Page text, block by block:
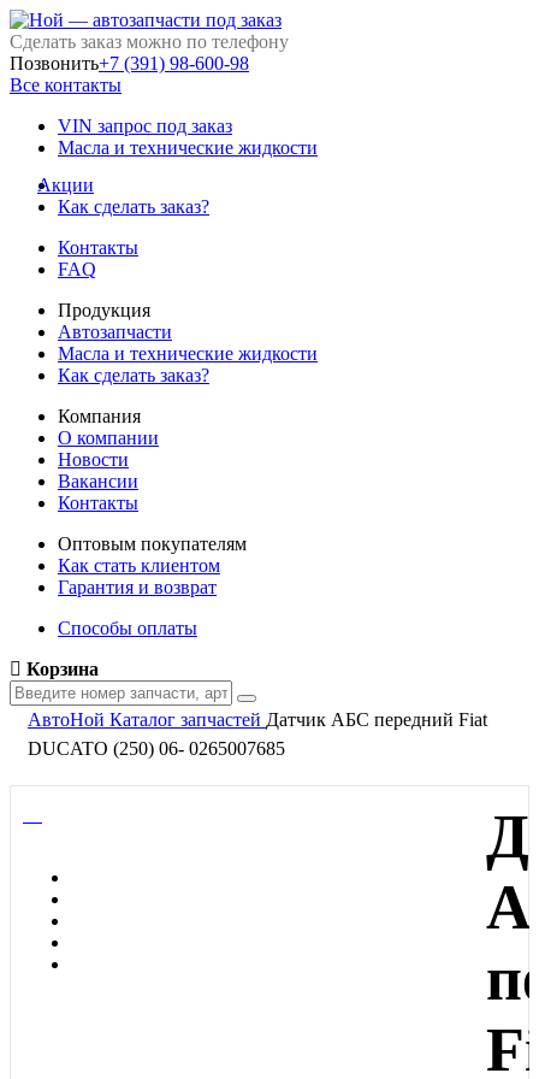
Сделать заказ можно по телефону
Позвонить+7 (391) 98-600-98
Все контакты
VIN запрос под заказ
Масла и технические жидкости
Акции
Как сделать заказ?
Контакты
FAQ
Продукция
Автозапчасти
Масла и технические жидкости
Как сделать заказ?
Компания
О компании
Новости
Вакансии
Контакты
Оптовым покупателям
Как стать клиентом
Гарантия и возврат
Способы оплаты
Корзина
АвтоНой Каталог запчастей Датчик АБС передний Fiat
DUCATO (250) 06- 0265007685